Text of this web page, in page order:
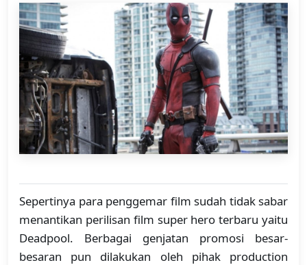
Sepertinya para penggemar film sudah tidak sabar
menantikan perilisan film super hero terbaru yaitu
Deadpool. Berbagai genjatan promosi besar-
besaran pun dilakukan oleh pihak production